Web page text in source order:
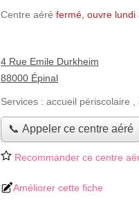
Centre aéré fermé, ouvre lundi
4 Rue Emile Durkheim
88000 Épinal
Services : accueil périscolaire
📞 Appeler ce centre aéré
Recommander ce centre
Améliorer cette fiche